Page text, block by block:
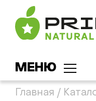
МЕНЮ
Главная /